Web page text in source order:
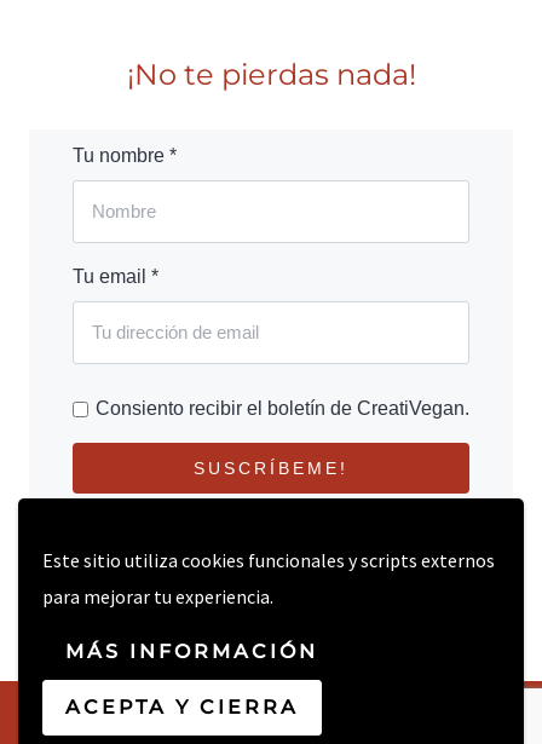
Este sitio utiliza cookies funcionales y scripts externos
para mejorar tu experiencia.
MÁS INFORMACIÓN
ACEPTA Y CIERRA
¡No te pierdas nada!
Tu nombre *
Tu email *
Consiento recibir el boletín de CreatiVegan.
SUSCRÍBEME!
© 2026 CREATIVEGAN.NET